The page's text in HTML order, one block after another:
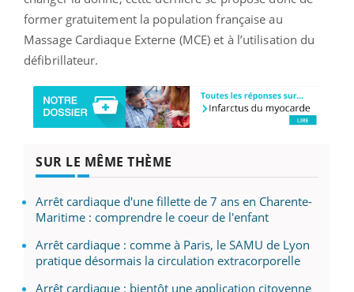
former gratuitement la population française au
Massage Cardiaque Externe (MCE) et à l’utilisation du
défibrillateur.
SUR LE MÊME THÈME
Arrêt cardiaque d'une fillette de 7 ans en Charente-
Maritime : comprendre le coeur de l'enfant
Arrêt cardiaque : comme à Paris, le SAMU de Lyon
pratique désormais la circulation extracorporelle
Arrêt cardiaque : bientôt une application citoyenne